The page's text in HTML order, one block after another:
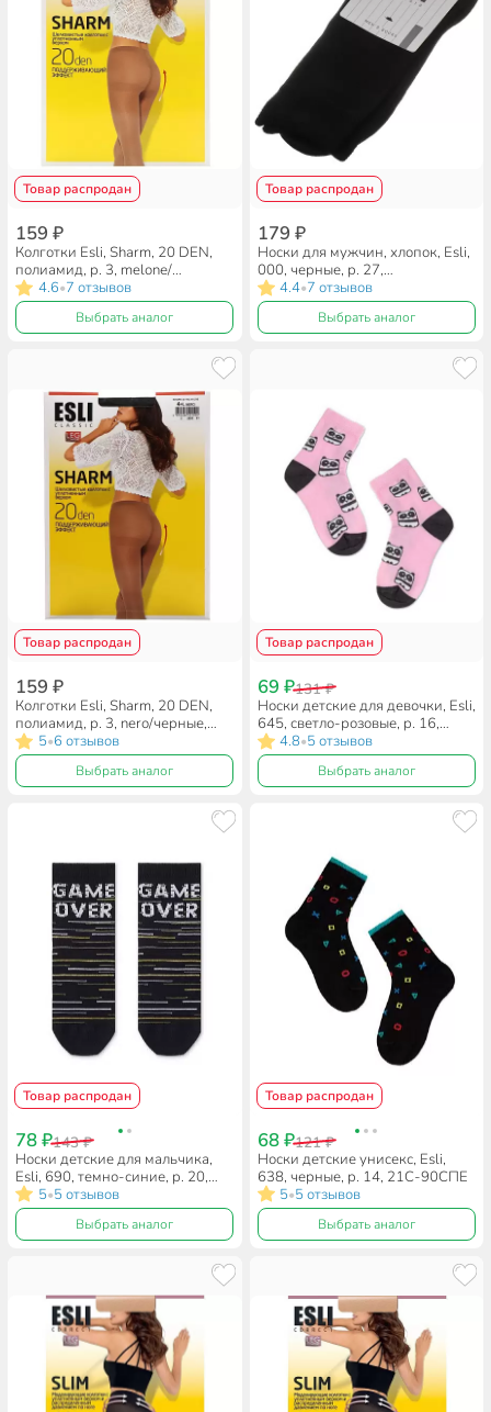
Товар распродан
159 ₽
Колготки Esli, Sharm, 20 DEN,
полиамид, р. 3, melone/
бежевые, 16С-41СПЕ
4.6•7 отзывов
Выбрать аналог
Товар распродан
179 ₽
Носки для мужчин, хлопок, Esli,
000, черные, р. 27,
14С-118СПЕ
4.4•7 отзывов
Выбрать аналог
Товар распродан
159 ₽
Колготки Esli, Sharm, 20 DEN,
полиамид, р. 3, nero/черные,
16С-41СПЕ
5•6 отзывов
Выбрать аналог
Товар распродан
69 ₽131 ₽
Носки детские для девочки, Esli,
645, светло-розовые, р. 16,
21С-90СПE
4.8•5 отзывов
Выбрать аналог
Товар распродан
78 ₽143 ₽
Носки детские для мальчика,
Esli, 690, темно-синие, р. 20,
21С-90СПE
5•5 отзывов
Выбрать аналог
Товар распродан
68 ₽121 ₽
Носки детские унисекс, Esli,
638, черные, р. 14, 21С-90СПE
5•5 отзывов
Выбрать аналог